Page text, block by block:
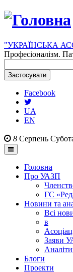
"УКРАЇНСЬКА
Професіоналізм.
Facebook
UA
EN
8 Серпень
Головна
Про УАЗП
ГС
Новини та
Всі
в
Заяви
Блоги
Проекти